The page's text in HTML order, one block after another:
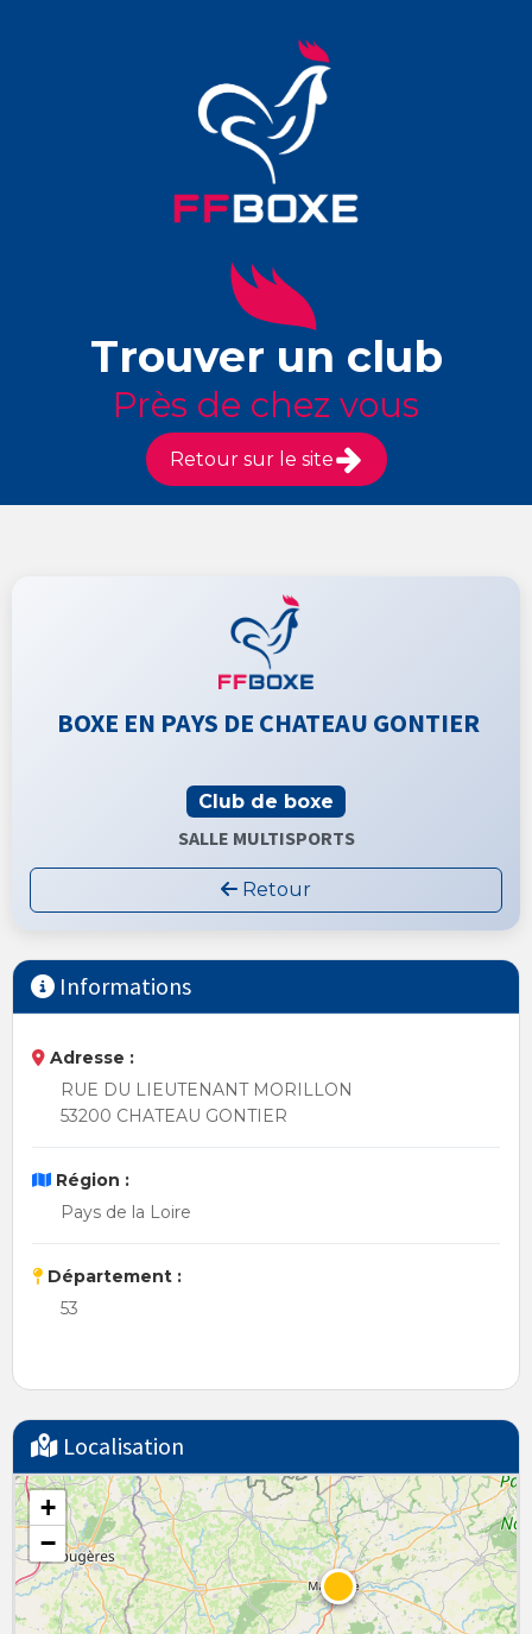
Trouver un club
Près de chez vous
Retour sur le site
BOXE EN PAYS DE CHATEAU GONTIER
Club de boxe
SALLE MULTISPORTS
Retour
Informations
Adresse :
RUE DU LIEUTENANT MORILLON
53200 CHATEAU GONTIER
Région :
Pays de la Loire
Département :
53
Localisation
+
−